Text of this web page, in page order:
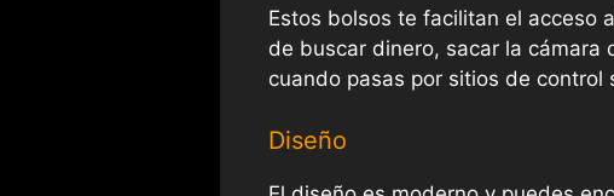
Estos bolsos te facilitan el acceso
de buscar dinero, sacar la cámara
cuando pasas por sitios de control
Diseño